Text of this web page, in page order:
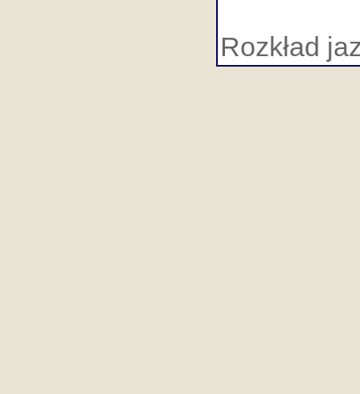
Rozkład